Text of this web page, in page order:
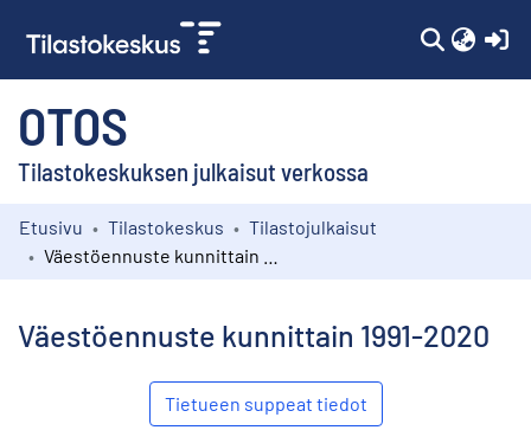
OTOS
Tilastokeskuksen julkaisut verkossa
Kokoelmat
Etusivu Tilastokeskus
Tilastojulkaisut
Väestöennuste kunnittain 1991-2020
Tietueen suppeat tiedot